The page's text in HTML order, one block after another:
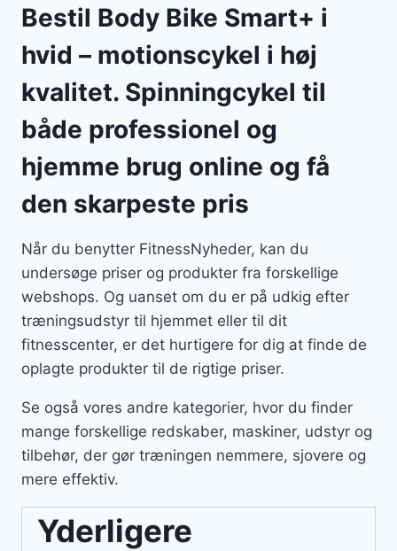
Bestil Body Bike Smart+ i
hvid – motionscykel i høj
kvalitet. Spinningcykel til
både professionel og
hjemme brug online og få
den skarpeste pris
Når du benytter FitnessNyheder, kan du
undersøge priser og produkter fra forskellige
webshops. Og uanset om du er på udkig efter
træningsudstyr til hjemmet eller til dit
fitnesscenter, er det hurtigere for dig at finde de
oplagte produkter til de rigtige priser.
Se også vores andre kategorier, hvor du finder
mange forskellige redskaber, maskiner, udstyr og
tilbehør, der gør træningen nemmere, sjovere og
mere effektiv.
Yderligere